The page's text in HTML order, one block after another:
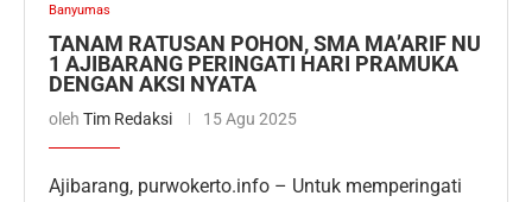
Banyumas
TANAM RATUSAN POHON, SMA MA’ARIF NU
1 AJIBARANG PERINGATI HARI PRAMUKA
DENGAN AKSI NYATA
oleh Tim Redaksi 15 Agu 2025
Ajibarang, purwokerto.info – Untuk memperingati